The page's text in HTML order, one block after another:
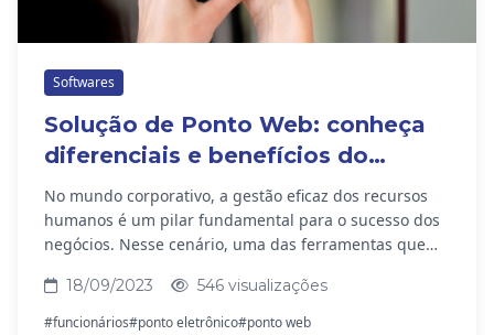
Softwares
Solução de Ponto Web: conheça
diferenciais e benefícios do
software
No mundo corporativo, a gestão eficaz dos recursos
humanos é um pilar fundamental para o sucesso dos
negócios. Nesse cenário, uma das ferramentas que
18/09/2023 546 visualizações
#funcionários#ponto eletrônico#ponto web